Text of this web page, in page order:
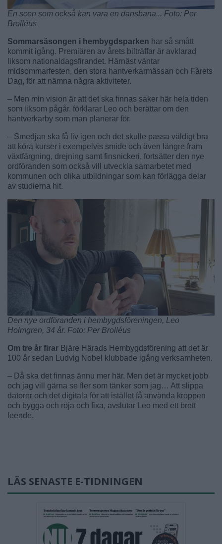
En scen som också kan vara en dansbana... Foto: Per
Brolléus
Sommarsäsongen i hembygdsparken har så smått
kommit igång. Premiären av årets bilträffar är avklarad
liksom nationaldagsfirandet. Härnäst väntar
midsommarfesten, den stora hantverkarmässan och Fårets
Dag, för att nämna några aktiviteter.
– Men min vision är att det ska finnas saker här hela tiden
som liksom pågår, förklarar Leo och berättar om den
hantverkarby som man planerar för.
– Smedjan ska få liv igen och det skulle passa väldigt bra
att köra kurser i exempelvis smide och även längre fram
växtfärgning, drejning samt finsnickeri, fortsätter den nye
ordföranden som också vill utveckla samarbetet med
kommunen och olika utbildningar som kan förlägga delar
av studierna hit.
Den nye ordföranden i hembygdsföreningen, Leo
Holmgren, 34 år. Foto: Per Brolléus
Om tre år firar Bjäre Härads Hembygdsförening att det är
100 år sedan Ludvig Nobel klubbade igång verksamheten.
– Då ska det finnas ännu mer här. Men det är mycket jobb
och jag vill gärna se fler som tänker som jag… Att slippa
datorer och det digitala för att istället få använda kroppen
och bygga och röja och fixa, avslutar Leo med ett brett
leende.
LÄS SENASTE E-TIDNINGEN